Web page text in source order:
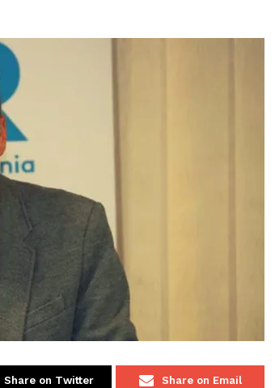
Share on Twitter Share on Email